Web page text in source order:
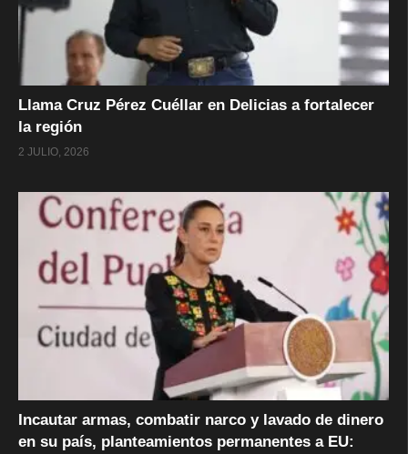
Llama Cruz Pérez Cuéllar en Delicias a fortalecer
la región
2 JULIO, 2026
Incautar armas, combatir narco y lavado de dinero
en su país, planteamientos permanentes a EU: